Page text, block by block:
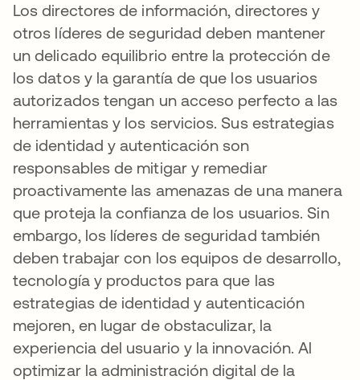
Los directores de información, directores y
otros líderes de seguridad deben mantener
un delicado equilibrio entre la protección de
los datos y la garantía de que los usuarios
autorizados tengan un acceso perfecto a las
herramientas y los servicios. Sus estrategias
de identidad y autenticación son
responsables de mitigar y remediar
proactivamente las amenazas de una manera
que proteja la confianza de los usuarios. Sin
embargo, los líderes de seguridad también
deben trabajar con los equipos de desarrollo,
tecnología y productos para que las
estrategias de identidad y autenticación
mejoren, en lugar de obstaculizar, la
experiencia del usuario y la innovación. Al
optimizar la administración digital de la